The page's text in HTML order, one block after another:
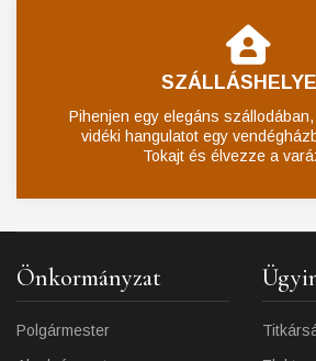
Pihenjen egy elegáns
vidéki hangulatot egy
Tokajt és élvezze a
Önkormányzat
Polgármester